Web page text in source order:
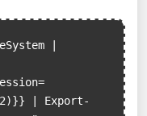
|
| Export-